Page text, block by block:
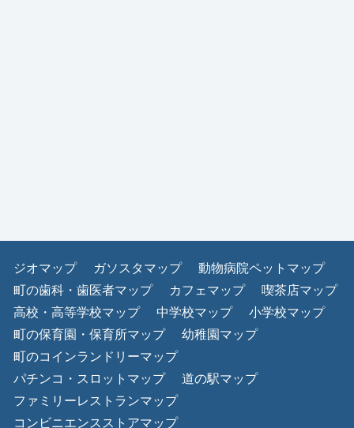
ジオマップ ガソスタマップ
動物病院ペットマップ
町の歯科・歯医者マップ
カフェマップ
喫茶店マップ
高校・高等学校マップ
中学校マップ
小学校マップ
町の保育園・保育所マップ
幼稚園マップ
町のコインランドリーマップ
パチンコ・スロットマップ
道の駅マップ
ファミリーレストランマップ
コンビニエンスストアマップ